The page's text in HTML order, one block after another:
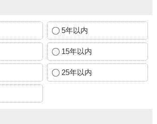
5年以内
15年以内
25年以内